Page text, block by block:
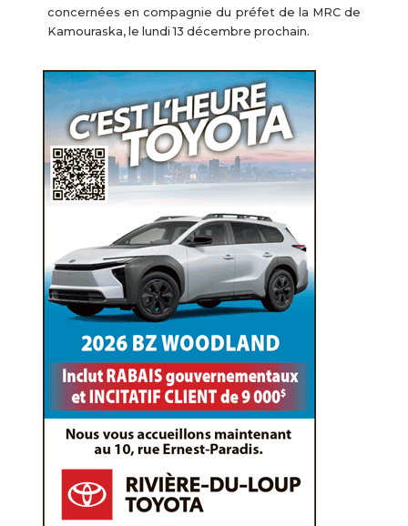
concernées en compagnie du préfet de la MRC de
Kamouraska, le lundi 13 décembre prochain.